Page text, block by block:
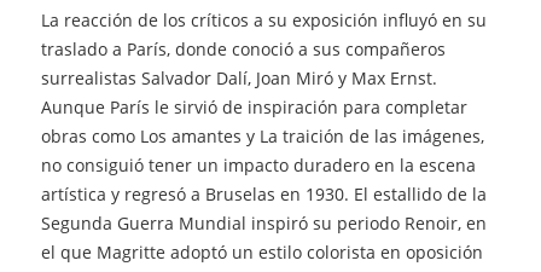
La reacción de los críticos a su exposición influyó en su
traslado a París, donde conoció a sus compañeros
surrealistas Salvador Dalí, Joan Miró y Max Ernst.
Aunque París le sirvió de inspiración para completar
obras como Los amantes y La traición de las imágenes,
no consiguió tener un impacto duradero en la escena
artística y regresó a Bruselas en 1930. El estallido de la
Segunda Guerra Mundial inspiró su periodo Renoir, en
el que Magritte adoptó un estilo colorista en oposición